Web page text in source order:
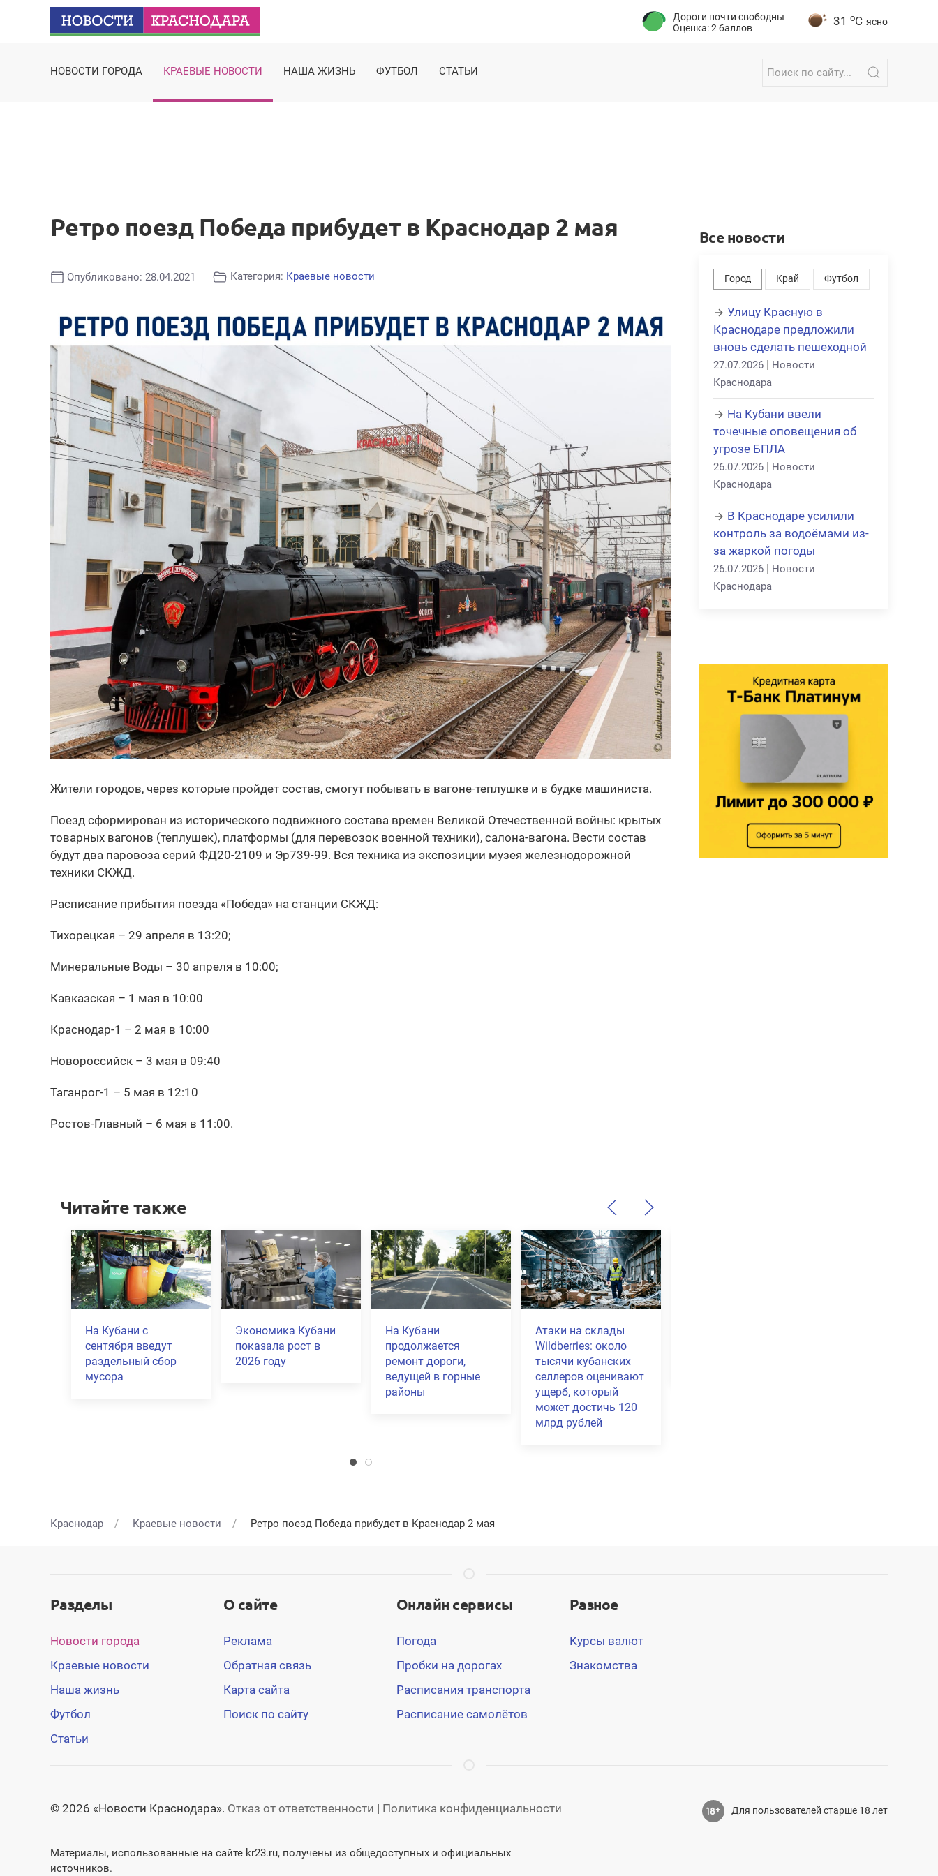
Дороги почти свободны
Оценка: 2 баллов
31 oC ясно
НОВОСТИ ГОРОДА КРАЕВЫЕ НОВОСТИ НАША ЖИЗНЬ ФУТБОЛ СТАТЬИ
Ретро поезд Победа прибудет в Краснодар 2 мая
Опубликовано: 28.04.2021 Категория: Краевые новости
Жители городов, через которые пройдет состав, смогут побывать в вагоне-теплушке и в будке машиниста.
Поезд сформирован из исторического подвижного состава времен Великой Отечественной войны: крытых
товарных вагонов (теплушек), платформы (для перевозок военной техники), салона-вагона. Вести состав
будут два паровоза серий ФД20-2109 и Эр739-99. Вся техника из экспозиции музея железнодорожной
техники СКЖД.
Расписание прибытия поезда «Победа» на станции СКЖД:
Тихорецкая – 29 апреля в 13:20;
Минеральные Воды – 30 апреля в 10:00;
Кавказская – 1 мая в 10:00
Краснодар-1 – 2 мая в 10:00
Новороссийск – 3 мая в 09:40
Таганрог-1 – 5 мая в 12:10
Ростов-Главный – 6 мая в 11:00.
Читайте также
На Кубани с
сентября введут
раздельный сбор
мусора
Экономика Кубани
показала рост в
2026 году
На Кубани
продолжается
ремонт дороги,
ведущей в горные
районы
Атаки на склады
Wildberries: около
тысячи кубанских
селлеров оценивают
ущерб, который
может достичь 120
млрд рублей
Краснодар Краевые новости Ретро поезд Победа прибудет в Краснодар 2 мая
Все новости
Город Край Футбол
Улицу Красную в
Краснодаре предложили
вновь сделать пешеходной
27.07.2026 | Новости
Краснодара
На Кубани ввели
точечные оповещения об
угрозе БПЛА
26.07.2026 | Новости
Краснодара
В Краснодаре усилили
контроль за водоёмами из-
за жаркой погоды
26.07.2026 | Новости
Краснодара
Разделы
Новости города
Краевые новости
Наша жизнь
Футбол
Статьи
О сайте
Реклама
Обратная связь
Карта сайта
Поиск по сайту
Онлайн сервисы
Погода
Пробки на дорогах
Расписания транспорта
Расписание самолётов
Разное
Курсы валют
Знакомства
© 2026 «Новости Краснодара». Отказ от ответственности | Политика конфиденциальности
Материалы, использованные на сайте kr23.ru, получены из общедоступных и официальных
источников.
Для пользователей старше 18 лет